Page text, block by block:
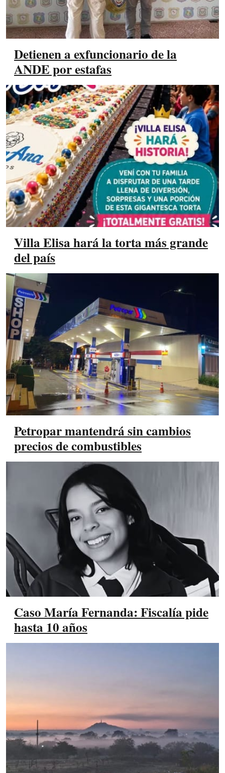
Detienen a exfuncionario de la
ANDE por estafas
Villa Elisa hará la torta más grande
del país
Petropar mantendrá sin cambios
precios de combustibles
Caso María Fernanda: Fiscalía pide
hasta 10 años